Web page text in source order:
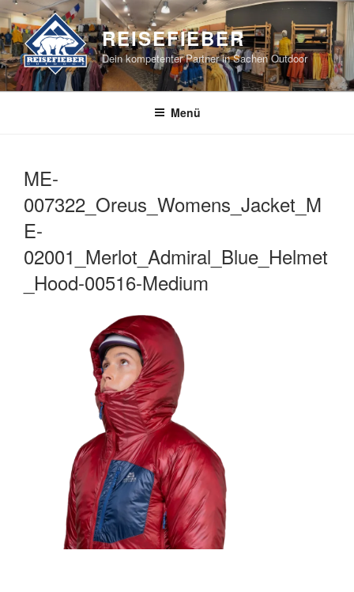
Zum
Inhalt
springen
REISEFIEBER
Dein kompetenter Partner in Sachen Outdoor
Menü
ME-
007322_Oreus_Womens_Jacket_M
E-
02001_Merlot_Admiral_Blue_Helmet
_Hood-00516-Medium